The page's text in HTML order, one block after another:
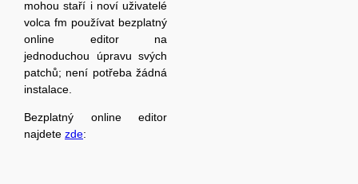
mohou staří i noví uživatelé
volca fm používat bezplatný
online editor na
jednoduchou úpravu svých
patchů; není potřeba žádná
instalace.
Bezplatný online editor
najdete zde: